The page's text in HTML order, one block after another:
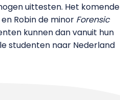
uittesten. Het komende
Robin de minor Forensic
kunnen dan vanuit hun
studenten naar Nederland